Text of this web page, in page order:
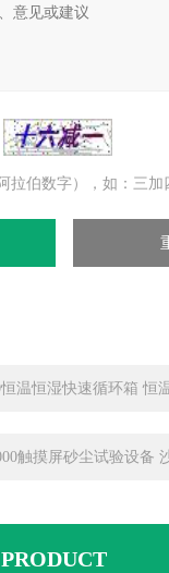
拉伯数字），如：三加
温恒湿快速循环箱 恒
触摸屏砂尘试验设备
PRODUCT